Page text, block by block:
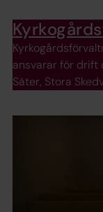
ansvarar för drift
Säter, Stora